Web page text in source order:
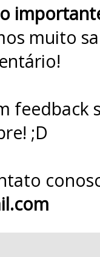
muito
;D